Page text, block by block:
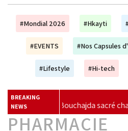
#Mondial 2026 #Hkayti
#EVENTS #Nos Capsules
#Lifestyle #Hi-tech
BREAKING
NEWS
sacré champion du
PHARMACIE